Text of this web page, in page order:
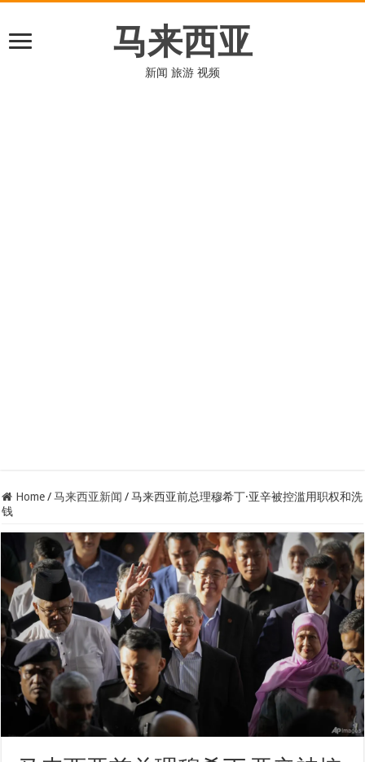
马来西亚
新闻 旅游 视频
Home / 马来西亚新闻 / 马来西亚前总理穆希丁·亚辛被控滥用职权和洗
钱